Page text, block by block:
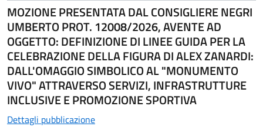
MOZIONE PRESENTATA DAL CONSIGLIERE NEGRI
UMBERTO PROT. 12008/2026, AVENTE AD
OGGETTO: DEFINIZIONE DI LINEE GUIDA PER LA
CELEBRAZIONE DELLA FIGURA DI ALEX ZANARDI:
DALL'OMAGGIO SIMBOLICO AL "MONUMENTO
VIVO" ATTRAVERSO SERVIZI, INFRASTRUTTURE
INCLUSIVE E PROMOZIONE SPORTIVA
Dettagli pubblicazione